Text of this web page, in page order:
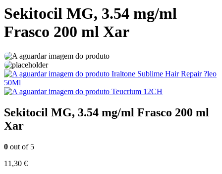
Sekitocil MG, 3.54 mg/ml
Frasco 200 ml Xar
Iraltone Sublime Hair Repair ?leo
50Ml
Teucrium 12CH
Sekitocil MG, 3.54 mg/ml Frasco 200 ml
Xar
0 out of 5
11,30 €